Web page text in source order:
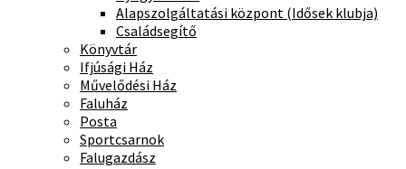
Alapszolgáltatási központ (Idősek klubja)
Családsegítő
Könyvtár
Ifjúsági Ház
Művelődési Ház
Faluház
Posta
Sportcsarnok
Falugazdász